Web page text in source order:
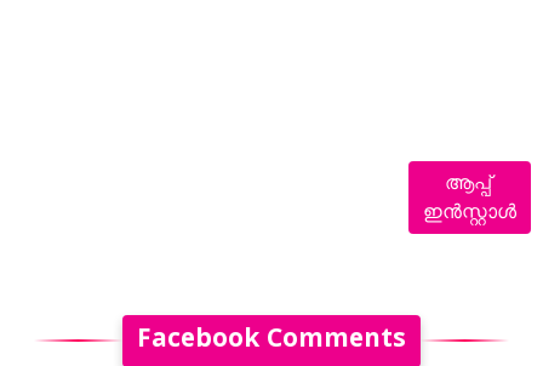
Facebook Comments
ആപ്പ്
ഇൻസ്റ്റാൾ